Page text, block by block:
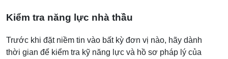
Kiểm tra năng lực nhà thầu
Trước khi đặt niềm tin vào bất kỳ đơn vị nào, hãy dành
thời gian để kiểm tra kỹ năng lực và hồ sơ pháp lý của